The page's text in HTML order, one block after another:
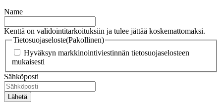
Name
Kenttä on validointitarkoituksiin ja tulee jättää koskemattomaksi.
Tietosuojaseloste(Pakollinen)
Hyväksyn markkinointiviestinnän tietosuojaselosteen
mukaisesti
Sähköposti